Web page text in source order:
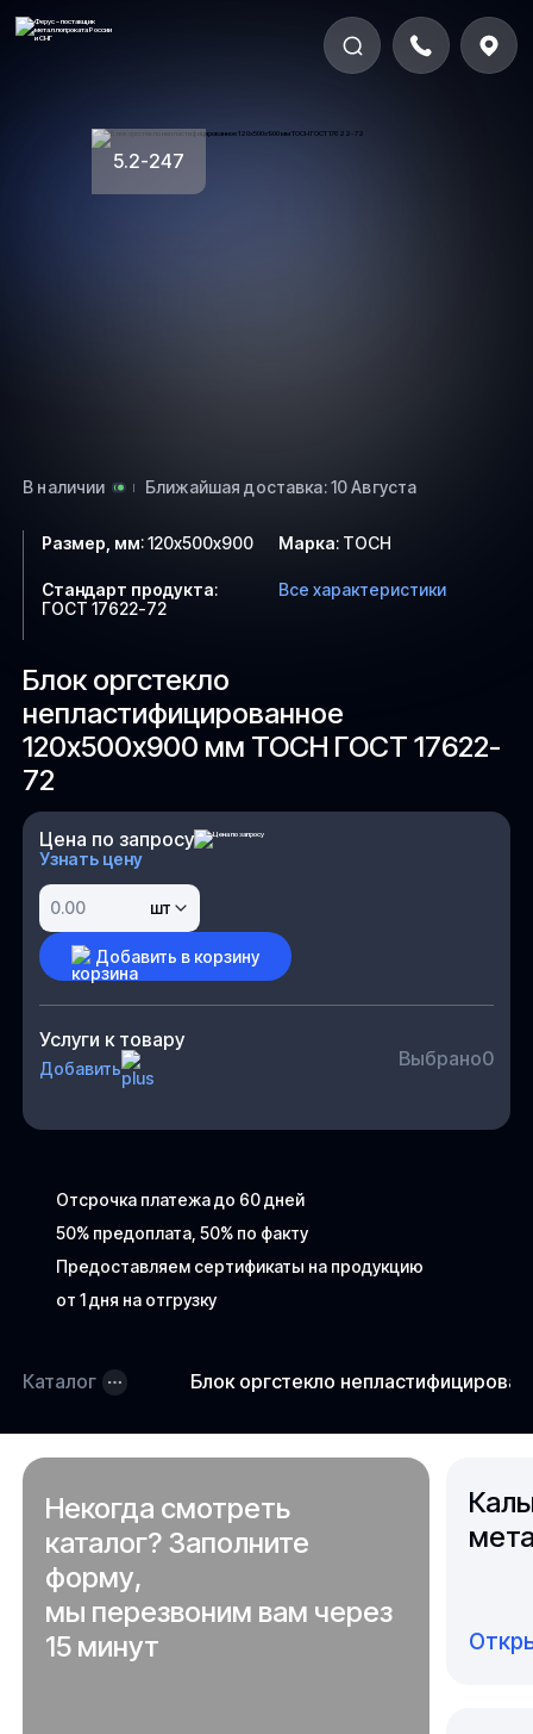
5.2-247
В наличии Ближайшая доставка: 10 Августа
Блок оргстекло
непластифицированное
120х500х900 мм ТОСН ГОСТ 17622-
72
Отсрочка платежа до 60 дней
50% предоплата, 50% по факту
Предоставляем сертификаты на продукцию
от 1 дня на отгрузку
Цена по запросу
Узнать цену
шт
Добавить в корзину
Услуги к товару
Добавить Выбрано0
Размер, мм:120х500х900 Марка: ТОСН
Стандарт продукта:
ГОСТ 17622-72
Все характеристики
Каталог Блок оргстекло
Некогда смотреть
каталог? Заполните
форму,
мы перезвоним вам через
15 минут